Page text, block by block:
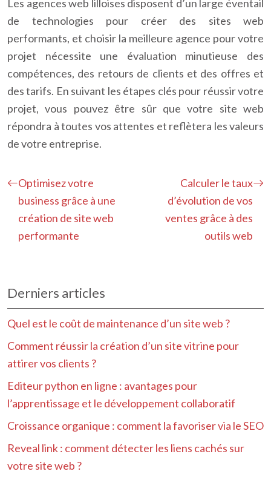
Les agences web lilloises disposent d’un large éventail
de technologies pour créer des sites web
performants, et choisir la meilleure agence pour votre
projet nécessite une évaluation minutieuse des
compétences, des retours de clients et des offres et
des tarifs. En suivant les étapes clés pour réussir votre
projet, vous pouvez être sûr que votre site web
répondra à toutes vos attentes et reflètera les valeurs
de votre entreprise.
Optimisez votre
business grâce à une
création de site web
performante
Calculer le taux
d’évolution de vos
ventes grâce à des
outils web
Derniers articles
Quel est le coût de maintenance d’un site web ?
Comment réussir la création d’un site vitrine pour
attirer vos clients ?
Editeur python en ligne : avantages pour
l’apprentissage et le développement collaboratif
Croissance organique : comment la favoriser via le SEO
Reveal link : comment détecter les liens cachés sur
votre site web ?